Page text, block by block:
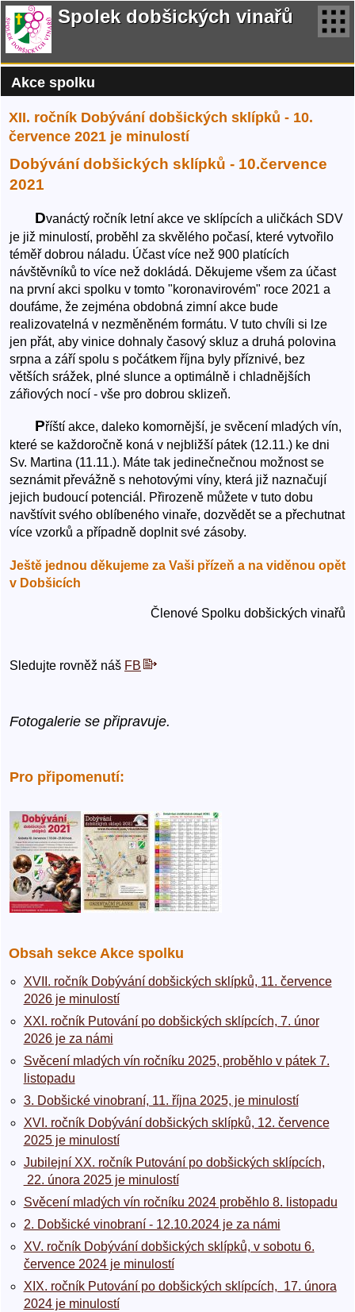
Spolek dobšických vinařů
Akce spolku
XII. ročník Dobývání dobšických sklípků - 10.
července 2021 je minulostí
Dobývání dobšických sklípků - 10.července
2021
Dvanáctý ročník letní akce ve sklípcích a uličkách SDV
je již minulostí, proběhl za skvělého počasí, které vytvořilo
téměř dobrou náladu. Účast více než 900 platících
návštěvníků to více než dokládá. Děkujeme všem za účast
na první akci spolku v tomto "koronavirovém" roce 2021 a
doufáme, že zejména obdobná zimní akce bude
realizovatelná v nezměněném formátu. V tuto chvíli si lze
jen přát, aby vinice dohnaly časový skluz a druhá polovina
srpna a září spolu s počátkem října byly příznivé, bez
větších srážek, plné slunce a optimálně i chladnějších
zářiových nocí - vše pro dobrou sklizeň.
Příští akce, daleko komornější, je svěcení mladých vín,
které se každoročně koná v nejbližší pátek (12.11.) ke dni
Sv. Martina (11.11.). Máte tak jedinečnečnou možnost se
seznámit převážně s nehotovými víny, která již naznačují
jejich budoucí potenciál. Přirozeně můžete v tuto dobu
navštívit svého oblíbeného vinaře, dozvědět se a přechutnat
více vzorků a případně doplnit své zásoby.
Ještě jednou děkujeme za Vaši přízeň a na viděnou opět
v Dobšicích
Členové Spolku dobšických vinařů
Sledujte rovněž náš FB
Fotogalerie se připravuje.
Pro připomenutí:
Obsah sekce Akce spolku
XVII. ročník Dobývání dobšických sklípků, 11. července
2026 je minulostí
XXI. ročník Putování po dobšických sklípcích, 7. únor
2026 je za námi
Svěcení mladých vín ročníku 2025, proběhlo v pátek 7.
listopadu
3. Dobšické vinobraní, 11. října 2025, je minulostí
XVI. ročník Dobývání dobšických sklípků, 12. července
2025 je minulostí
Jubilejní XX. ročník Putování po dobšických sklípcích,
22. února 2025 je minulostí
Svěcení mladých vín ročníku 2024 proběhlo 8. listopadu
2. Dobšické vinobraní - 12.10.2024 je za námi
XV. ročník Dobývání dobšických sklípků, v sobotu 6.
července 2024 je minulostí
XIX. ročník Putování po dobšických sklípcích, 17. února
2024 je minulostí